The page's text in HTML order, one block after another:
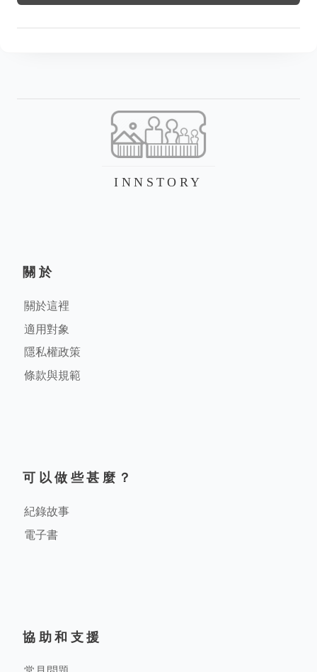
INNSTORY
關於
關於這裡
適用對象
隱私權政策
條款與規範
可以做些甚麼？
紀錄故事
電子書
協助和支援